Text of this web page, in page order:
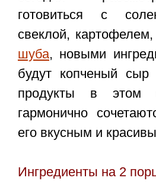
готовиться с
свеклой,
шуба, новыми
будут копченый
продукты в этом
гармонично
его вкусным и
Ингредиенты на 2